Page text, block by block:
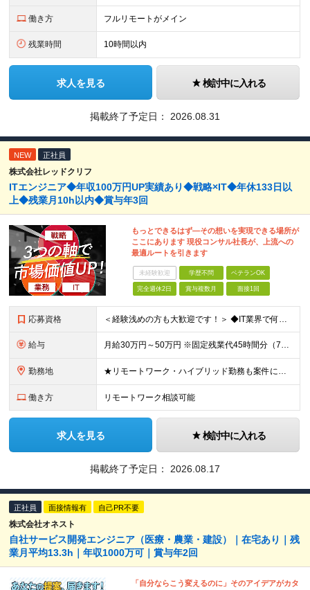
働き方 フルリモートがメイン
残業時間 10時間以内
求人を見る 検討中に入れる
掲載終了予定日： 2026.08.31
NEW 正社員
株式会社レッドクリフ
ITエンジニア◆年収100万円UP実績あり◆戦略×IT◆年休133日以
上◆残業月10h以内◆賞与年3回
もっとできるはず―その想いを実現できる場所が
ここにあります 現役コンサル社長が、上流への
最適ルートを引きます
未経験歓迎 学歴不問 ベテランOK
完全週休2日 賞与複数月 面接1回
応募資格 ＜経験浅めの方も大歓迎です！＞ ◆IT業界で何かしらのエンジニア経験をお持ちの方 ◆学歴不問 ※第二新卒歓迎 ＜こんな方は特に歓迎します＞ ◎自分の実力を正当に評価してほしい方 ◎もっとスキルアップ
給与 月給30万円～50万円 ※固定残業代45時間分（7万8,100円～13万100円）含む。超過分は全額支給。 ※経験・スキル・前職給与などを考慮のうえ決定します。 ※今後の展望などをヒアリングの上、決定
勤務地 ★リモートワーク・ハイブリッド勤務も案件により相談可能（案件により出社が必要な場合あり） ★希望がない限り転勤なし ■本社 東京都港区三田3丁目9番11号 RandL TAKANAWA GATEW
働き方 リモートワーク相談可能
求人を見る 検討中に入れる
掲載終了予定日： 2026.08.17
正社員 面接情報有 自己PR不要
株式会社オネスト
自社サービス開発エンジニア（医療・農業・建設）｜在宅あり｜残
業月平均13.3h｜年収1000万可｜賞与年2回
「自分ならこう変えるのに」そのアイデアがカタ